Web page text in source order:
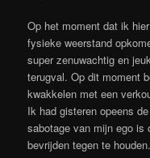
Op het moment dat ik
fysieke weerstand
super zenuwachtig en
terugval. Op dit moment
kwakkelen met een
Ik had gisteren opeens
sabotage van mijn ego is
bevrijden tegen te